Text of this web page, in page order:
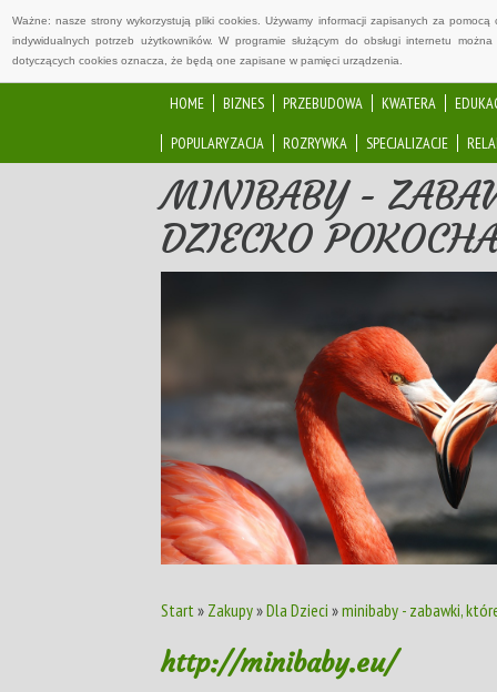
Ważne: nasze strony wykorzystują pliki cookies. Używamy informacji zapisanych za
indywidualnych potrzeb użytkowników. W programie służącym do obsługi internetu
dotyczących cookies oznacza, że będą one zapisane w pamięci urządzenia.
HOME BIZNES PRZEBUDOWA KWATERA
POPULARYZACJA
ROZRYWKA SPECJALIZACJE
MINIBABY -
DZIECKO
Start » Zakupy»Dla Dzieci »minibaby - zabawki,
http://minibaby.eu/